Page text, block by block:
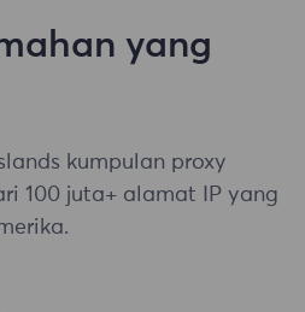
yang
kumpulan proxy
100 juta+ alamat IP yang